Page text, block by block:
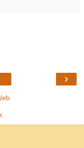
›
.